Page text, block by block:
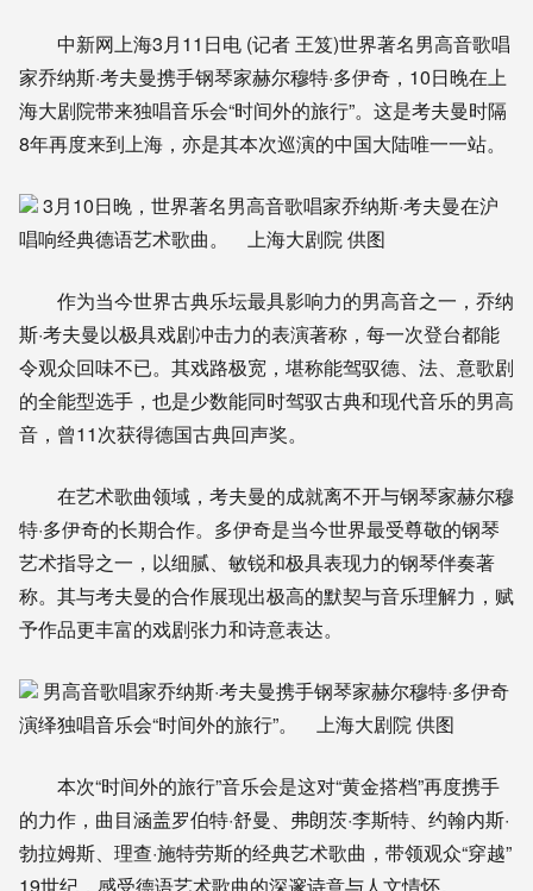
中新网上海3月11日电 (记者 王笈)世界著名男高音歌唱
家乔纳斯·考夫曼携手钢琴家赫尔穆特·多伊奇，10日晚在上
海大剧院带来独唱音乐会“时间外的旅行”。这是考夫曼时隔
8年再度来到上海，亦是其本次巡演的中国大陆唯一一站。
3月10日晚，世界著名男高音歌唱家乔纳斯·考夫曼在沪
唱响经典德语艺术歌曲。 上海大剧院 供图
作为当今世界古典乐坛最具影响力的男高音之一，乔纳
斯·考夫曼以极具戏剧冲击力的表演著称，每一次登台都能
令观众回味不已。其戏路极宽，堪称能驾驭德、法、意歌剧
的全能型选手，也是少数能同时驾驭古典和现代音乐的男高
音，曾11次获得德国古典回声奖。
在艺术歌曲领域，考夫曼的成就离不开与钢琴家赫尔穆
特·多伊奇的长期合作。多伊奇是当今世界最受尊敬的钢琴
艺术指导之一，以细腻、敏锐和极具表现力的钢琴伴奏著
称。其与考夫曼的合作展现出极高的默契与音乐理解力，赋
予作品更丰富的戏剧张力和诗意表达。
男高音歌唱家乔纳斯·考夫曼携手钢琴家赫尔穆特·多伊奇
演绎独唱音乐会“时间外的旅行”。 上海大剧院 供图
本次“时间外的旅行”音乐会是这对“黄金搭档”再度携手
的力作，曲目涵盖罗伯特·舒曼、弗朗茨·李斯特、约翰内斯·
勃拉姆斯、理查·施特劳斯的经典艺术歌曲，带领观众“穿越”
19世纪，感受德语艺术歌曲的深邃诗意与人文情怀。